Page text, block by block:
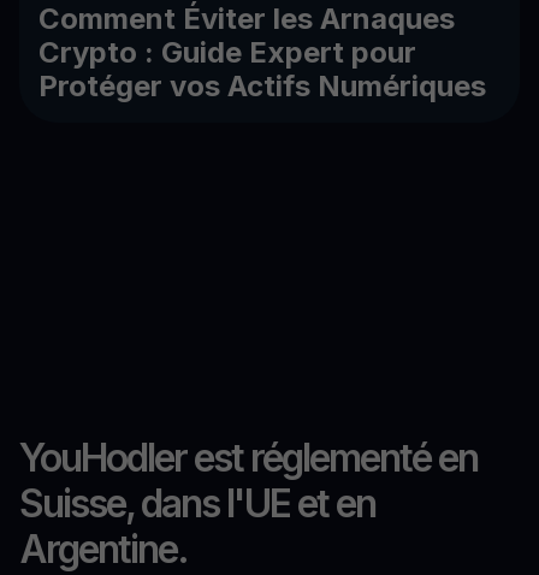
Comment Éviter les Arnaques
Crypto : Guide Expert pour
Protéger vos Actifs Numériques
YouHodler est réglementé en
Suisse, dans l'UE et en
Argentine.